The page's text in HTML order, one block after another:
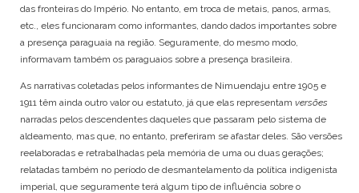
das fronteiras do Império. No entanto, em troca de metais, panos, armas,
etc., eles funcionaram como informantes, dando dados importantes sobre
a presença paraguaia na região. Seguramente, do mesmo modo,
informavam também os paraguaios sobre a presença brasileira.
As narrativas coletadas pelos informantes de Nimuendaju entre 1905 e
1911 têm ainda outro valor ou estatuto, já que elas representam versões
narradas pelos descendentes daqueles que passaram pelo sistema de
aldeamento, mas que, no entanto, preferiram se afastar deles. São versões
reelaboradas e retrabalhadas pela memória de uma ou duas gerações;
relatadas também no período de desmantelamento da política indigenista
imperial, que seguramente terá algum tipo de influência sobre o